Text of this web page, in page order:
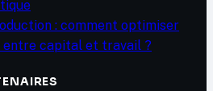
: comment optimiser
entre capital et travail ?